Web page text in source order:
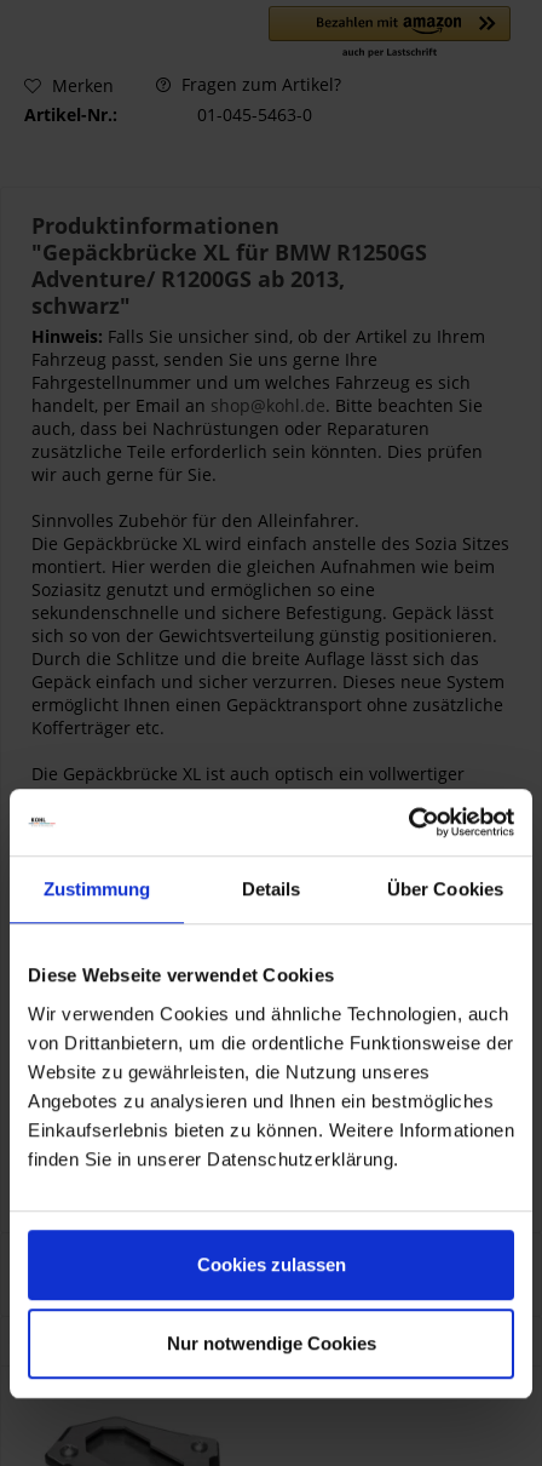
Zustimmung Details Über Cookies
Diese Webseite verwendet Cookies
Wir verwenden Cookies und ähnliche Technologien, auch
von Drittanbietern, um die ordentliche Funktionsweise der
Website zu gewährleisten, die Nutzung unseres
Angebotes zu analysieren und Ihnen ein bestmögliches
Einkaufserlebnis bieten zu können. Weitere Informationen
finden Sie in unserer Datenschutzerklärung.
Cookies zulassen
Nur notwendige Cookies
Merken
Fragen zum Artikel?
Artikel-Nr.:
01-045-5463-0
Produktinformationen
"Gepäckbrücke XL für BMW R1250GS
Adventure/ R1200GS ab 2013,
schwarz"
Hinweis: Falls Sie unsicher sind, ob der Artikel zu Ihrem
Fahrzeug passt, senden Sie uns gerne Ihre
Fahrgestellnummer und um welches Fahrzeug es sich
handelt, per Email an shop@kohl.de. Bitte beachten Sie
auch, dass bei Nachrüstungen oder Reparaturen
zusätzliche Teile erforderlich sein könnten. Dies prüfen
wir auch gerne für Sie.
Sinnvolles Zubehör für den Alleinfahrer.
Die Gepäckbrücke XL wird einfach anstelle des Sozia Sitzes
montiert. Hier werden die gleichen Aufnahmen wie beim
Soziasitz genutzt und ermöglichen so eine
sekundenschnelle und sichere Befestigung. Gepäck lässt
sich so von der Gewichtsverteilung günstig positionieren.
Durch die Schlitze und die breite Auflage lässt sich das
Gepäck einfach und sicher verzurren. Dieses neue System
ermöglicht Ihnen einen Gepäcktransport ohne zusätzliche
Kofferträger etc.
Die Gepäckbrücke XL ist auch optisch ein vollwertiger
Ersatz für den Soziussitz.
Material: Aluminium, Kunststoff
Herstellerinformationen
TOURATECH GmbH
Auf dem Zimmermann 7-9, Niedereschach, DE, 78078
info@touratech.de
Verantwortliche Person für die EU
KOHL automobile GmbH eCom
TOURATECH GmbH
Eigenschaften aufklappen
Kunden kauften auch